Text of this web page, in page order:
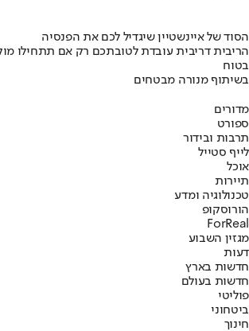
הסוד של איינשטיין שיגדיל לכם את הפנסיה
הריבית דריבית עובדת לטובתכם רק אם תתחילו
בטוח
בשיתוף מנורה מבטחים
מדורים
ספורט
תרבות ובידור
לייף סטייל
אוכל
תיירות
טכנולוגיה ומדע
הורוסקופ
ForReal
מגזין השבוע
דעות
חדשות בארץ
חדשות בעולם
פוליטי
ביטחוני
חינוך